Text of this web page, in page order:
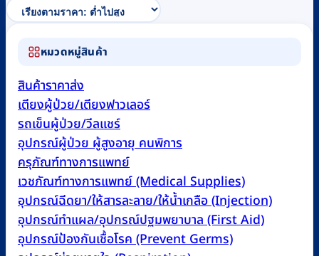
0
price:
low
high
หมวดหมู่สินค้า
สินค้าราคาส่ง
เตียงผู้ป่วย/เตียงฟาวเลอร์
รถเข็นผู้ป่วย/วีลแชร์
อุปกรณ์ผู้ป่วย ผู้สูงอายุ คนพิการ
ครุภัณฑ์ทางการแพทย์
เวชภัณฑ์ทางการแพทย์ (Medical Supplies)
อุปกรณ์ฉีดยา/ให้สารละลาย/ให้น้ำเกลือ (Injection)
อุปกรณ์ทำแผล/อุปกรณ์ปฐมพยาบาล (First Aid)
อุปกรณ์ป้องกันเชื้อโรค (Prevent Germs)